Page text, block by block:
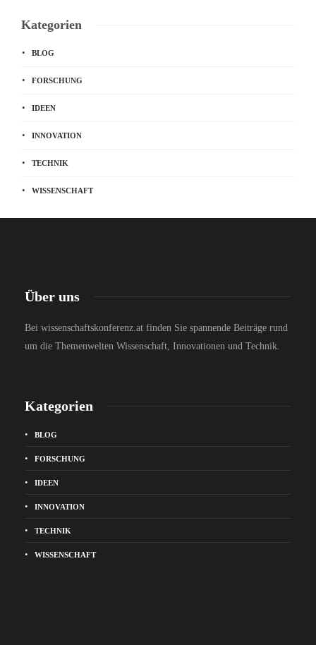
Kategorien
BLOG
FORSCHUNG
IDEEN
INNOVATION
TECHNIK
WISSENSCHAFT
Über uns
Bei wissenschaftskonferenz.at finden Sie spannende Beiträge rund
um die Themenwelten Wissenschaft, Innovationen und Technik.
Kategorien
BLOG
FORSCHUNG
IDEEN
INNOVATION
TECHNIK
WISSENSCHAFT